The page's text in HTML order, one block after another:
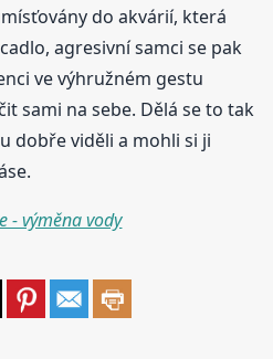
do akvárií, která
agresivní samci se pak
ve výhružném gestu
sami na sebe. Dělá se to tak
dobře viděli a mohli si ji
- výměna vody